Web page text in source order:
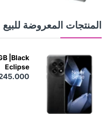
المنتجات المعروضة للبيع
|Black
Eclipse